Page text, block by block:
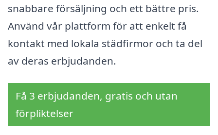
snabbare försäljning och ett bättre pris.
Använd vår plattform för att enkelt få
kontakt med lokala städfirmor och ta del
av deras erbjudanden.
Få 3 erbjudanden, gratis och utan
förpliktelser